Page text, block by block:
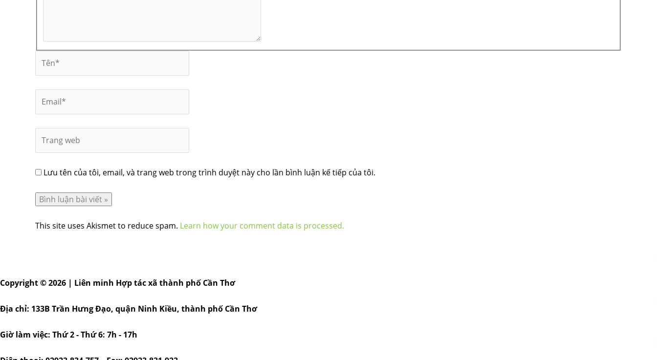
Lưu tên của tôi, email, và trang web trong trình duyệt này cho lần bình luận kế tiếp của tôi.
This site uses Akismet to reduce spam. Learn how your comment data is processed.
Copyright © 2026 | Liên minh Hợp tác xã thành phố Cần Thơ
Địa chỉ: 133B Trần Hưng Đạo, quận Ninh Kiều, thành phố Cần Thơ
Giờ làm việc: Thứ 2 - Thứ 6: 7h - 17h